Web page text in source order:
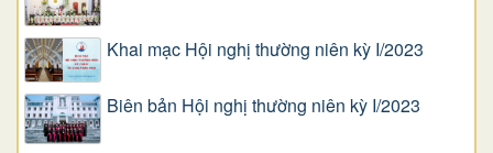
Khai mạc Hội nghị thường niên kỳ I/2023
Biên bản Hội nghị thường niên kỳ I/2023